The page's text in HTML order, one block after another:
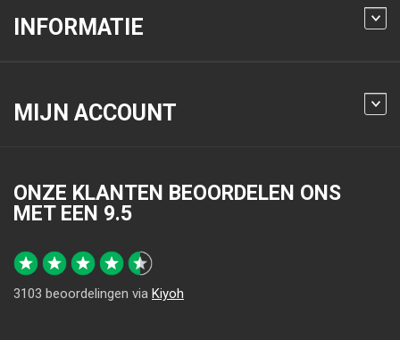
INFORMATIE
MIJN ACCOUNT
ONZE KLANTEN BEOORDELEN ONS
MET EEN 9.5
3103 beoordelingen via Kiyoh